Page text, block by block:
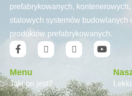
prefabrykowanych,
stalowych systemów budowlanych
produktów prefabrykowanych.
Menu
Jaki on jest?